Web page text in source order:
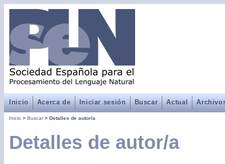
Inicio Acerca de Iniciar sesión Buscar Actual
Inicio > Buscar> Detalles de autor/a
Detalles de autor/a